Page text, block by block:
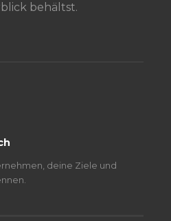
behältst.
deine Ziele und